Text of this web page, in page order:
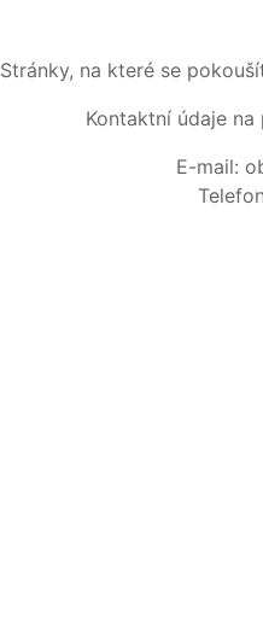
Stránky, na které se
Kontaktní údaje
E-mail: